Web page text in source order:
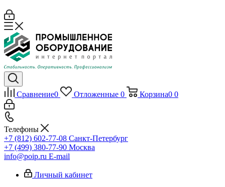
Сравнение0 Отложенные 0 Корзина0 0
Телефоны
+7 (812) 602-77-08 Санкт-Петербург
+7 (499) 380-77-90 Москва
info@poip.ru E-mail
Личный кабинет